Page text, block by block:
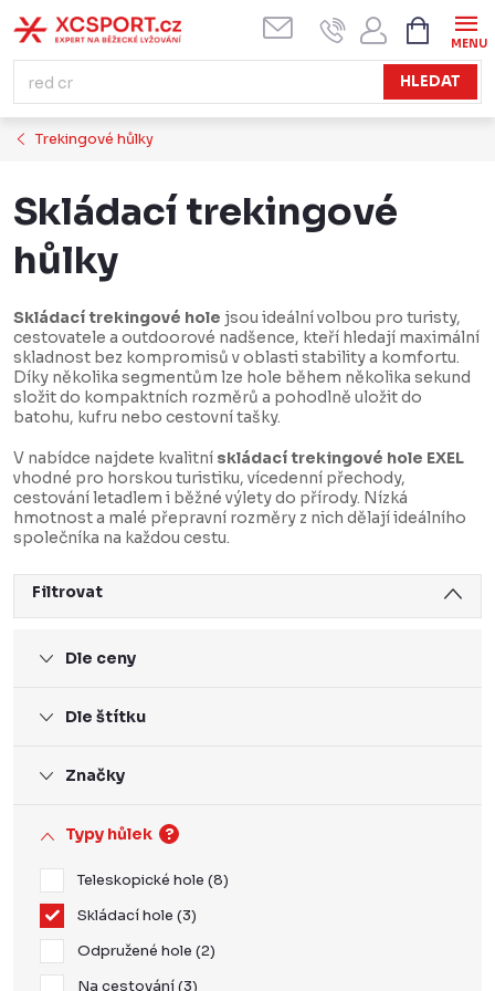
na
obsah
HLEDAT
KOŠÍK
Trekingové hůlky
Skládací trekingové
hůlky
Skládací trekingové hole jsou ideální volbou pro turisty,
cestovatele a outdoorové nadšence, kteří hledají maximální
skladnost bez kompromisů v oblasti stability a komfortu.
Díky několika segmentům lze hole během několika sekund
složit do kompaktních rozměrů a pohodlně uložit do
batohu, kufru nebo cestovní tašky.
V nabídce najdete kvalitní skládací trekingové hole EXEL
vhodné pro horskou turistiku, vícedenní přechody,
cestování letadlem i běžné výlety do přírody. Nízká
hmotnost a malé přepravní rozměry z nich dělají ideálního
společníka na každou cestu.
Filtrovat
Dle ceny
Dle štítku
Značky
Typy hůlek ?
Teleskopické hole 8
Skládací hole 3
Odpružené hole 2
Na cestování 3